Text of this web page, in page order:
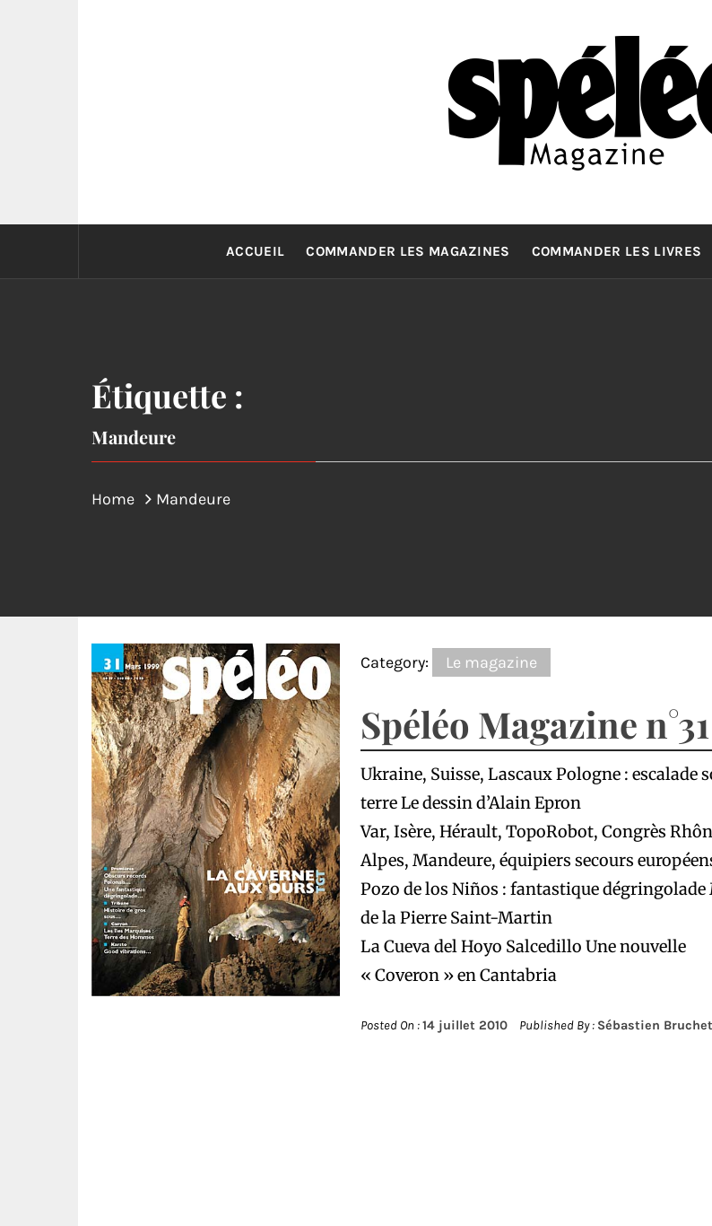
La spéléologie d'exploration
ACCUEIL COMMANDER LES MAGAZINES COMMANDER LES LIVRES
Étiquette :
Mandeure
Home Mandeure
Category: Le magazine
Spéléo Magazine n°31
Ukraine, Suisse, Lascaux Pologne : escalade
terre Le dessin d’Alain Epron
Var, Isère, Hérault, TopoRobot, Congrès
Alpes, Mandeure, équipiers secours
Pozo de los Niños : fantastique dégringolade
de la Pierre Saint-Martin
La Cueva del Hoyo Salcedillo Une nouvelle
« Coveron » en Cantabria
Posted On :14 juillet 2010 Published By : Sébastien Bruchet